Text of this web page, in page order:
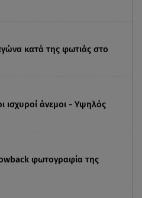
κατά της φωτιάς στο
ισχυροί άνεμοι - Υψηλός
φωτογραφία της